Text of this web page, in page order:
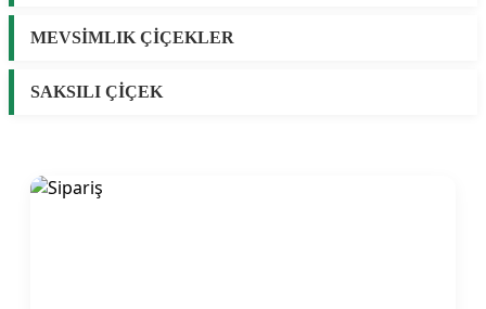
MEVSİMLIK ÇİÇEKLER
SAKSILI ÇİÇEK